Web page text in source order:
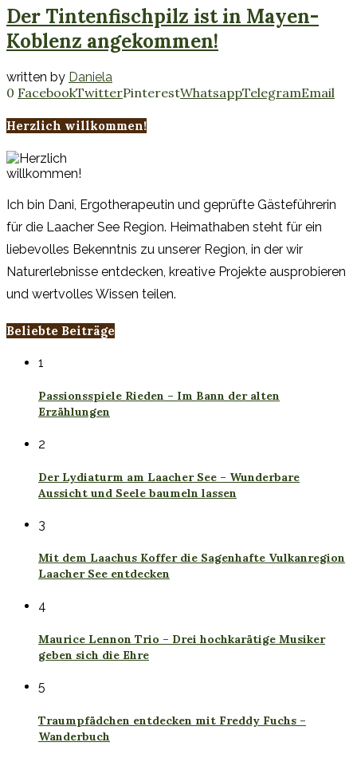
Der Tintenfischpilz ist in Mayen-
Koblenz angekommen!
written by Daniela
0 FacebookTwitterPinterestWhatsappTelegramEmail
Herzlich willkommen!
Ich bin Dani, Ergotherapeutin und geprüfte Gästeführerin
für die Laacher See Region. Heimathaben steht für ein
liebevolles Bekenntnis zu unserer Region, in der wir
Naturerlebnisse entdecken, kreative Projekte ausprobieren
und wertvolles Wissen teilen.
Beliebte Beiträge
1
Passionsspiele Rieden – Im Bann der alten
Erzählungen
2
Der Lydiaturm am Laacher See – Wunderbare
Aussicht und Seele baumeln lassen
3
Mit dem Laachus Koffer die Sagenhafte Vulkanregion
Laacher See entdecken
4
Maurice Lennon Trio – Drei hochkarätige Musiker
geben sich die Ehre
5
Traumpfädchen entdecken mit Freddy Fuchs –
Wanderbuch